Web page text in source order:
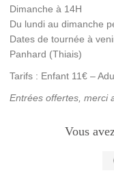
Dimanche à 14H
Du lundi au dimanche
Dates de tournée à
Panhard (Thiais)
Tarifs : Enfant 11€ –
Entrées offertes, merci
Vous